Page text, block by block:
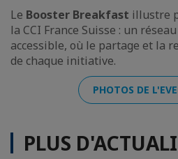
Le Booster Breakfast illustre
la CCI France Suisse : un
accessible, où le partage et la
de chaque initiative.
PHOTOS DE
PLUS